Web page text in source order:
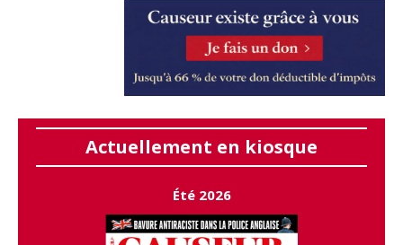
Actuellement en kiosque
Été 2026